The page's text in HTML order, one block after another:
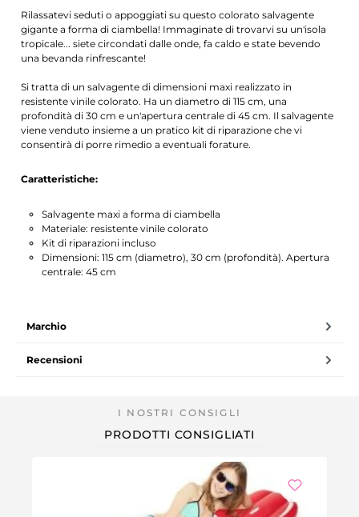
Rilassatevi seduti o appoggiati su questo colorato salvagente
gigante a forma di ciambella! Immaginate di trovarvi su un'isola
tropicale... siete circondati dalle onde, fa caldo e state bevendo
una bevanda rinfrescante!
Si tratta di un salvagente di dimensioni maxi realizzato in
resistente vinile colorato. Ha un diametro di 115 cm, una
profondità di 30 cm e un'apertura centrale di 45 cm. Il salvagente
viene venduto insieme a un pratico kit di riparazione che vi
consentirà di porre rimedio a eventuali forature.
Caratteristiche:
Salvagente maxi a forma di ciambella
Materiale: resistente vinile colorato
Kit di riparazioni incluso
Dimensioni: 115 cm (diametro), 30 cm (profondità). Apertura
centrale: 45 cm
Marchio
Recensioni
PRODOTTI CONSIGLIATI